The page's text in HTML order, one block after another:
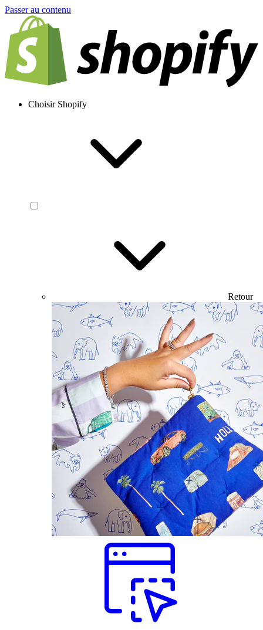
Passer au contenu
Choisir Shopify
Retour